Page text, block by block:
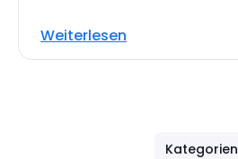
Weiterlesen
Kategorien